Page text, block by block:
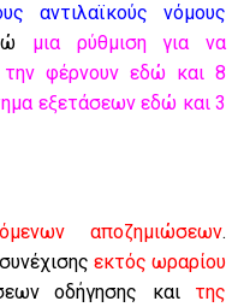
αντιλαϊκούς νόμους
μια ρύθμιση για να
φέρνουν εδώ και 8
εξετάσεων εδώ και 3
αποζημιώσεων.
εκτός ωραρίου
οδήγησης και της